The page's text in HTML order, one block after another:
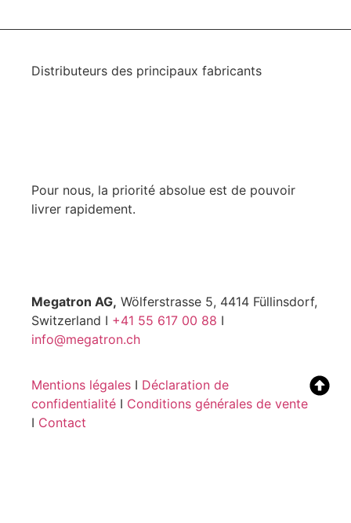
Distributeurs des principaux fabricants
Pour nous, la priorité absolue est de pouvoir
livrer rapidement.
Megatron AG, Wölferstrasse 5, 4414 Füllinsdorf,
Switzerland I +41 55 617 00 88 I
info@megatron.ch
Mentions légales I Déclaration de
confidentialité I Conditions générales de vente
I Contact